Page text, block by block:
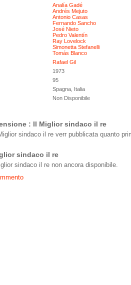
Analía Gadé
Andrés Mejuto
Antonio Casas
Fernando Sancho
José Nieto
Pedro Valentín
Ray Lovelock
Simonetta Stefanelli
Tomás Blanco
Rafael Gil
1973
95
Spagna, Italia
Non Disponibile
: Il Miglior sindaco il re
sindaco il re verr pubblicata quanto
sindaco il re
sindaco il re non ancora disponibile.